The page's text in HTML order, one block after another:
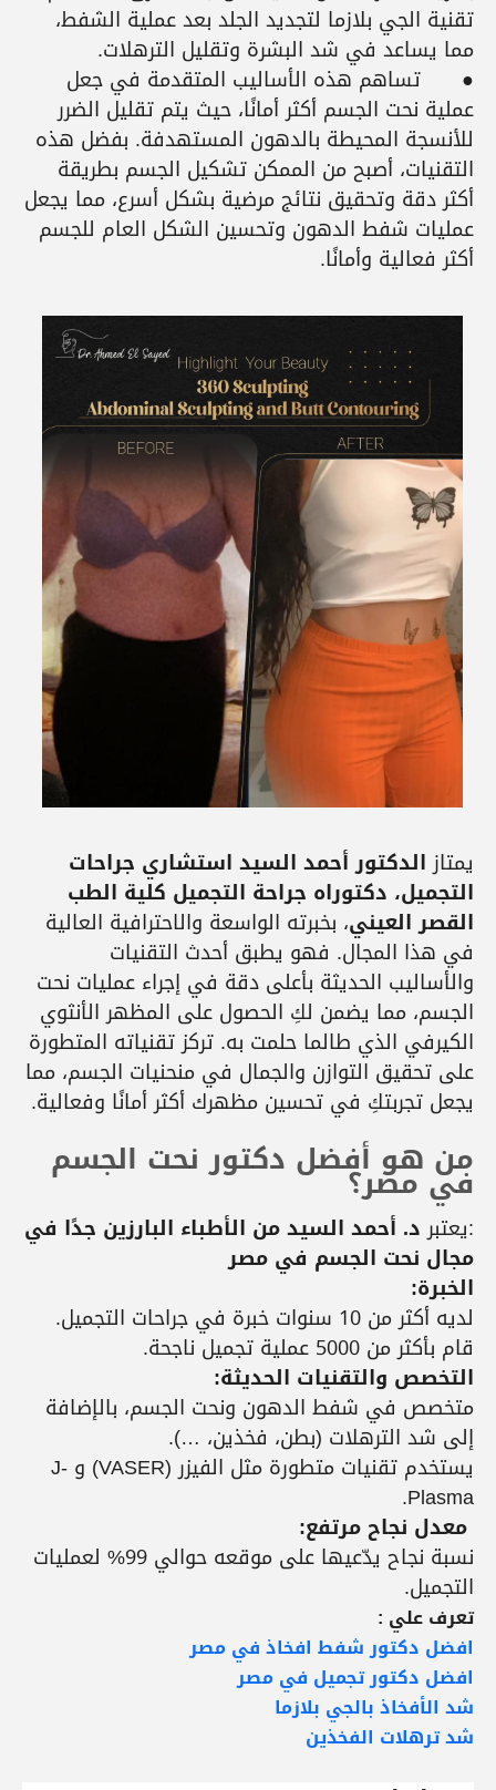
تقنية الجي بلازما لتجديد الجلد بعد عملية الشفط،
مما يساعد في شد البشرة وتقليل الترهلات.
● تساهم هذه الأساليب المتقدمة في جعل
عملية نحت الجسم أكثر أمانًا، حيث يتم تقليل الضرر
للأنسجة المحيطة بالدهون المستهدفة. بفضل هذه
التقنيات، أصبح من الممكن تشكيل الجسم بطريقة
أكثر دقة وتحقيق نتائج مرضية بشكل أسرع، مما يجعل
عمليات شفط الدهون وتحسين الشكل العام للجسم
أكثر فعالية وأمانًا.
يمتازالدكتور أحمد السيد استشاري جراحات
التجميل، دكتوراه جراحة التجميل كلية الطب
القصر العيني، بخبرته الواسعة والاحترافية العالية
في هذا المجال. فهو يطبق أحدث التقنيات
والأساليب الحديثة بأعلى دقة في إجراء عمليات نحت
الجسم، مما يضمن لكِ الحصول على المظهر الأنثوي
الكيرفي الذي طالما حلمت به. تركز تقنياته المتطورة
على تحقيق التوازن والجمال في منحنيات الجسم، مما
يجعل تجربتكِ في تحسين مظهرك أكثر أمانًا وفعالية.
من هو أفضل دكتور نحت الجسم
في مصر؟
:يعتبرد. أحمد السيد من الأطباء البارزين جدًا في
مجال نحت الجسم في مصر
الخبرة:
لديه أكثر من 10 سنوات خبرة في جراحات التجميل.
قام بأكثر من 5000 عملية تجميل ناجحة.
التخصص والتقنيات الحديثة:
متخصص في شفط الدهون ونحت الجسم، بالإضافة
إلى شد الترهلات (بطن، فخذين، …).
يستخدم تقنيات متطورة مثل الفيزر (VASER) و J-
Plasma.
معدل نجاح مرتفع:
نسبة نجاح يدّعيها على موقعه حوالي 99% لعمليات
التجميل.
تعرف علي :
افضل دكتور شفط افخاذ في مصر
افضل دكتور تجميل في مصر
شد الأفخاذ بالجي بلازما
شد ترهلات الفخذين